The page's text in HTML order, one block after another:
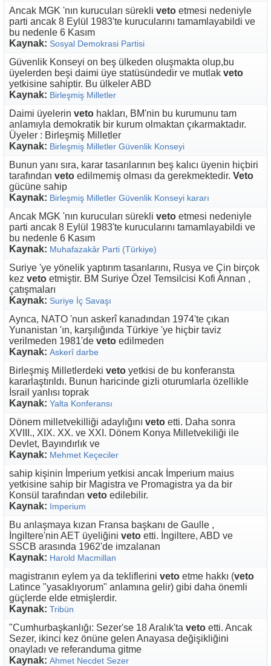
Ancak MGK 'nın kurucuları sürekli veto etmesi nedeniyle
parti ancak 8 Eylül 1983'te kurucularını tamamlayabildi ve
bu nedenle 6 Kasım
Kaynak: Sosyal Demokrasi Partisi
Güvenlik Konseyi on beş ülkeden oluşmakta olup,bu
üyelerden beşi daimi üye statüsündedir ve mutlak veto
yetkisine sahiptir. Bu ülkeler ABD
Kaynak: Birleşmiş Milletler
Daimi üyelerin veto hakları, BM'nin bu kurumunu tam
anlamıyla demokratik bir kurum olmaktan çıkarmaktadır.
Üyeler : Birleşmiş Milletler
Kaynak: Birleşmiş Milletler Güvenlik Konseyi
Bunun yanı sıra, karar tasarılarının beş kalıcı üyenin hiçbiri
tarafından veto edilmemiş olması da gerekmektedir. Veto
gücüne sahip
Kaynak: Birleşmiş Milletler Güvenlik Konseyi kararı
Ancak MGK 'nın kurucuları sürekli veto etmesi nedeniyle
parti ancak 8 Eylül 1983'te kurucularını tamamlayabildi ve
bu nedenle 6 Kasım
Kaynak: Muhafazakâr Parti (Türkiye)
Suriye 'ye yönelik yaptırım tasarılarını, Rusya ve Çin birçok
kez veto etmiştir. BM Suriye Özel Temsilcisi Kofi Annan ,
çatışmaları
Kaynak: Suriye İç Savaşı
Ayrıca, NATO 'nun askerî kanadından 1974'te çıkan
Yunanistan 'ın, karşılığında Türkiye 'ye hiçbir taviz
verilmeden 1981'de veto edilmeden
Kaynak: Askerî darbe
Birleşmiş Milletlerdeki veto yetkisi de bu konferansta
kararlaştırıldı. Bunun haricinde gizli oturumlarla özellikle
İsrail yanlısı toprak
Kaynak: Yalta Konferansı
Dönem milletvekilliği adaylığını veto etti. Daha sonra
XVIII., XIX. XX. ve XXI. Dönem Konya Milletvekiliği ile
Devlet, Bayındırlık ve
Kaynak: Mehmet Keçeciler
sahip kişinin İmperium yetkisi ancak İmperium maius
yetkisine sahip bir Magistra ve Promagistra ya da bir
Konsül tarafından veto edilebilir.
Kaynak: Imperium
Bu anlaşmaya kızan Fransa başkanı de Gaulle ,
İngiltere'nin AET üyeliğini veto etti. İngiltere, ABD ve
SSCB arasında 1962'de imzalanan
Kaynak: Harold Macmillan
magistranın eylem ya da tekliflerini veto etme hakkı (veto
Latince "yasaklıyorum" anlamına gelir) gibi daha önemli
güçlerde elde etmişlerdir.
Kaynak: Tribün
"Cumhurbaşkanlığı: Sezer'se 18 Aralık'ta veto etti. Ancak
Sezer, ikinci kez önüne gelen Anayasa değişikliğini
onayladı ve referanduma gitme
Kaynak: Ahmet Necdet Sezer